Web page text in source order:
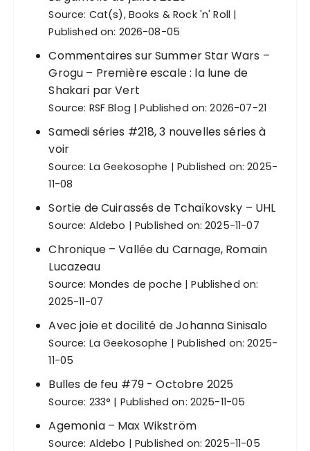
Source: Cat(s), Books & Rock 'n' Roll
Published on: 2026-08-05
Commentaires sur Summer Star Wars –
Grogu – Première escale : la lune de
Shakari par Vert
Source: RSF Blog Published on: 2026-07-21
Samedi séries #218, 3 nouvelles séries à
voir
Source: La Geekosophe
Published on: 2025-
11-08
Sortie de Cuirassés de Tchaïkovsky – UHL
Source: Aldebo Published on: 2025-11-07
Chronique – Vallée du Carnage, Romain
Lucazeau
Source: Mondes de poche
Published on:
2025-11-07
Avec joie et docilité de Johanna Sinisalo
Source: La Geekosophe
Published on: 2025-
11-05
Bulles de feu #79 - Octobre 2025
Source: 233° Published on: 2025-11-05
Agemonia – Max Wikström
Source: Aldebo Published on: 2025-11-05